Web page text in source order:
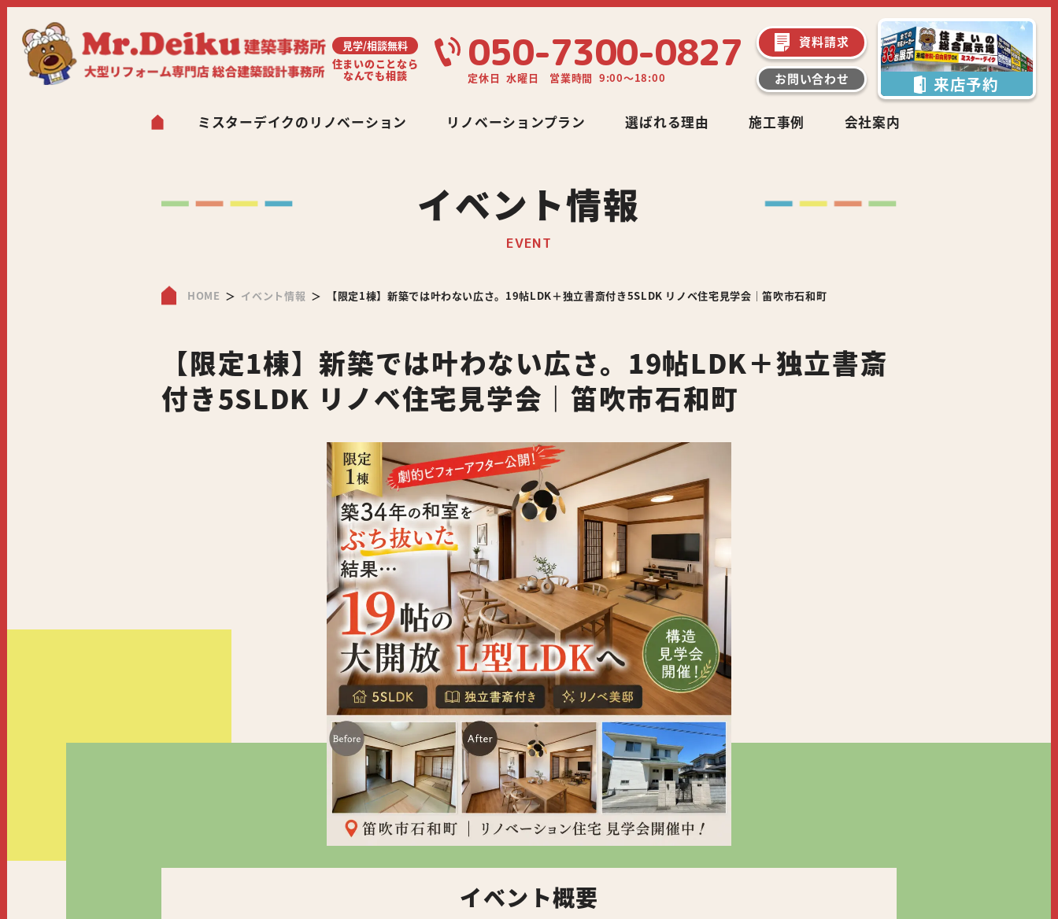
住まいのことなら
なんでも相談
見学/相談無料 050-7300-0827
定休日 水曜日 営業時間 9:00～18:00
資料請求
お問い合わせ 来店予約
ミスターデイクのリノベーション リノベーションプラン 選ばれる理由 施工事例 会社案内
イベント情報
EVENT
HOME イベント情報 【限定1棟】新築では叶わない広さ。19帖LDK＋独立書斎付き5SLDK リノベ住宅見学会｜笛吹市石和町
【限定1棟】新築では叶わない広さ。19帖LDK＋独立書斎
付き5SLDK リノベ住宅見学会｜笛吹市石和町
イベント概要